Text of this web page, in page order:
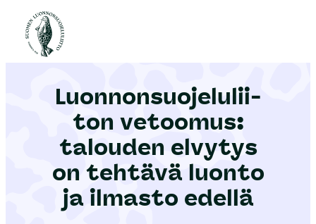
Etusivu
Luon­non­suo­je­lu­lii­
ton vetoomus:
talouden elvytys
on tehtävä luonto
ja ilmasto edellä